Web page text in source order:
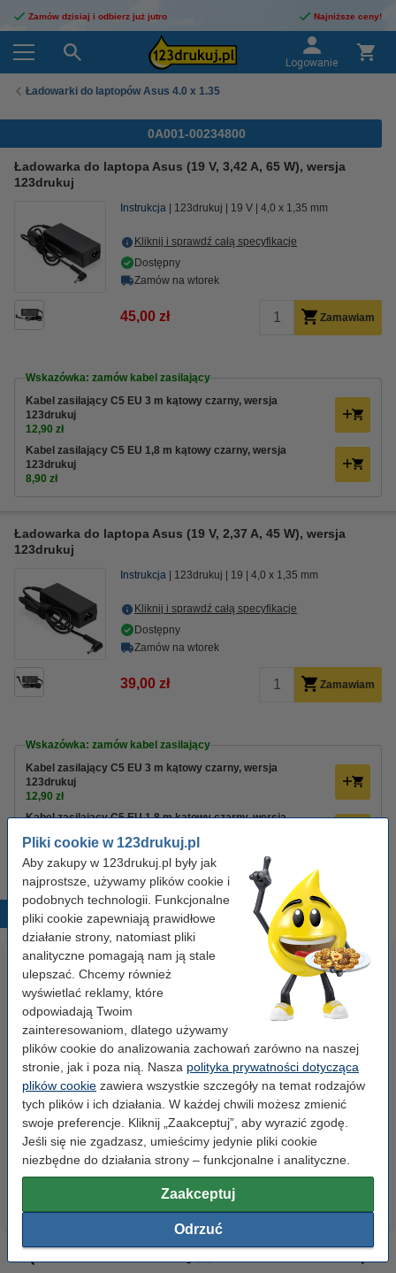
Pliki cookie w 123drukuj.pl
Aby zakupy w 123drukuj.pl były jak
najprostsze, używamy plików cookie i
podobnych technologii. Funkcjonalne
pliki cookie zapewniają prawidłowe
działanie strony, natomiast pliki
analityczne pomagają nam ją stale
ulepszać. Chcemy również
wyświetlać reklamy, które
odpowiadają Twoim
zainteresowaniom, dlatego używamy
plików cookie do analizowania zachowań zarówno na naszej
stronie, jak i poza nią. Nasza polityka prywatności dotycząca
plików cookie zawiera wszystkie szczegóły na temat rodzajów
tych plików i ich działania. W każdej chwili możesz zmienić
swoje preferencje. Kliknij „Zaakceptuj”, aby wyrazić zgodę.
Jeśli się nie zgadzasz, umieścimy jedynie pliki cookie
niezbędne do działania strony – funkcjonalne i analityczne.
Zaakceptuj
Odrzuć
Zamów dzisiaj i odbierz już jutro Najniższe ceny!
Logowanie
Ładowarki do laptopów Asus 4.0 x 1.35
0A001-00234800
Ładowarka do laptopa Asus (19 V, 3,42 A, 65 W), wersja
123drukuj
Instrukcja 123drukuj 19 V 4,0 x 1,35 mm
Kliknij i sprawdź całą specyfikacje
Dostępny
Zamów na wtorek
45,00 zł Zamawiam
Wskazówka: zamów kabel zasilający
Kabel zasilający C5 EU 3 m kątowy czarny, wersja
123drukuj
12,90 zł
Kabel zasilający C5 EU 1,8 m kątowy czarny, wersja
123drukuj
8,90 zł
Ładowarka do laptopa Asus (19 V, 2,37 A, 45 W), wersja
123drukuj
Instrukcja 123drukuj 19 4,0 x 1,35 mm
Kliknij i sprawdź całą specyfikacje
Dostępny
Zamów na wtorek
39,00 zł Zamawiam
Wskazówka: zamów kabel zasilający
Kabel zasilający C5 EU 3 m kątowy czarny, wersja
123drukuj
12,90 zł
Kabel zasilający C5 EU 1,8 m kątowy czarny, wersja
8,90 zł
Popularne produkty
Baterie AAA LR03 123drukuj
Xtreme Power MN2400, 24
sztuki
35,00 zł z VAT
Pojemnik na dokumenty (5
szuflad), 123drukuj
99,00 zł z VAT